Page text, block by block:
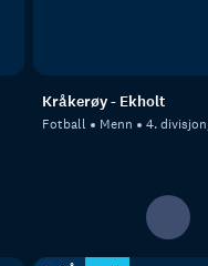
Kråkerøy - Ekholt
Fotball Menn 4.